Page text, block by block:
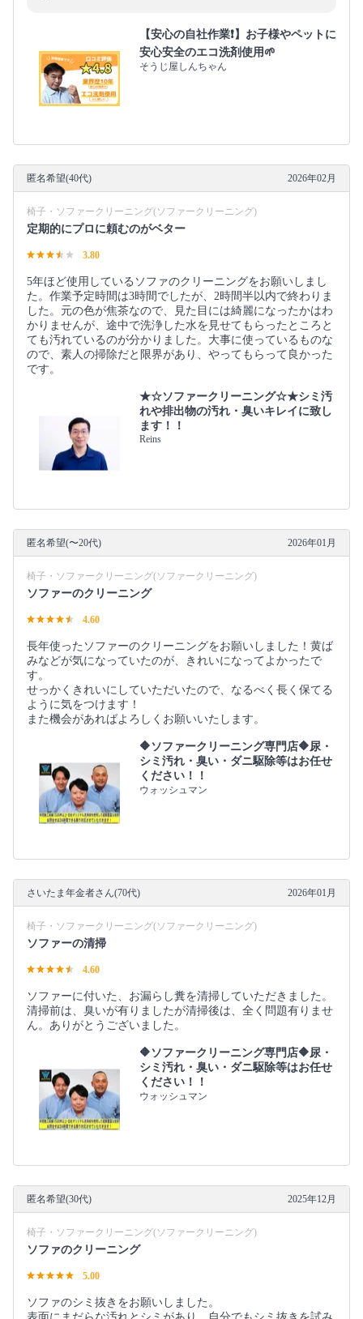
【安心の自社作業❗️】お子様やペットに
安心安全のエコ洗剤使用🌱
そうじ屋しんちゃん
匿名希望(40代) 2026年02月
椅子・ソファークリーニング(ソファークリーニング)
定期的にプロに頼むのがベター
3.80
5年ほど使用しているソファのクリーニングをお願いしまし
た。作業予定時間は3時間でしたが、2時間半以内で終わりま
した。元の色が焦茶なので、見た目には綺麗になったかはわ
かりませんが、途中で洗浄した水を見せてもらったところと
ても汚れているのが分かりました。大事に使っているものな
ので、素人の掃除だと限界があり、やってもらって良かった
です。
★☆ソファークリーニング☆★シミ汚
れや排出物の汚れ・臭いキレイに致し
ます！！
Reins
匿名希望(〜20代) 2026年01月
椅子・ソファークリーニング(ソファークリーニング)
ソファーのクリーニング
4.60
長年使ったソファーのクリーニングをお願いしました！黄ば
みなどが気になっていたのが、きれいになってよかったで
す。
せっかくきれいにしていただいたので、なるべく長く保てる
ように気をつけます！
また機会があればよろしくお願いいたします。
🔶ソファークリーニング専門店🔶尿・
シミ汚れ・臭い・ダニ駆除等はお任せ
ください！！
ウォッシュマン
さいたま年金者さん(70代) 2026年01月
椅子・ソファークリーニング(ソファークリーニング)
ソファーの清掃
4.60
ソファーに付いた、お漏らし糞を清掃していただきました。
清掃前は、臭いが有りましたが清掃後は、全く問題有りませ
ん。ありがとうございました。
🔶ソファークリーニング専門店🔶尿・
シミ汚れ・臭い・ダニ駆除等はお任せ
ください！！
ウォッシュマン
匿名希望(30代) 2025年12月
椅子・ソファークリーニング(ソファークリーニング)
ソファのクリーニング
5.00
ソファのシミ抜きをお願いしました。